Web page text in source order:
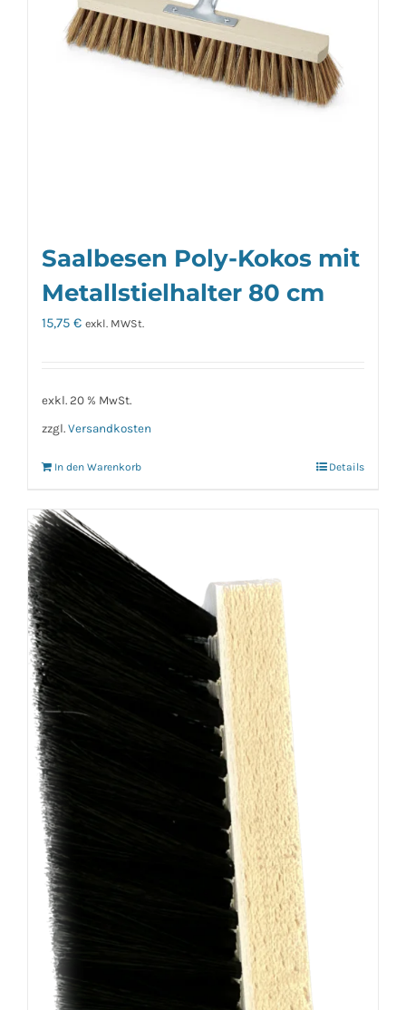
Saalbesen Poly-Kokos mit
Metallstielhalter 80 cm
15,75 € exkl. MWSt.
exkl. 20 % MwSt.
zzgl. Versandkosten
In den Warenkorb Details